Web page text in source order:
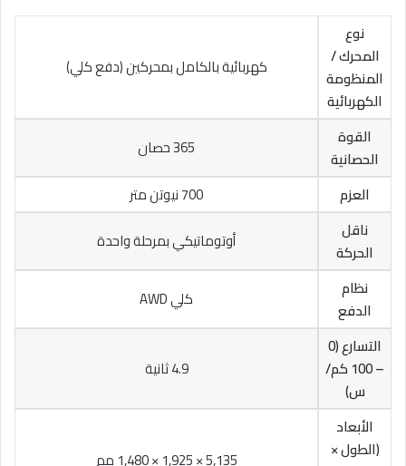
نوع
المحرك /
المنظومة
الكهربائية
كهربائية بالكامل بمحركين (دفع كلي)
القوة
الحصانية
365 حصان
العزم
700 نيوتن متر
ناقل
الحركة
أوتوماتيكي بمرحلة واحدة
نظام
الدفع
كلي AWD
التسارع (0
– 100 كم/
س)
4.9 ثانية
الأبعاد
(الطول ×
5,135 × 1,925 × 1,480 مم